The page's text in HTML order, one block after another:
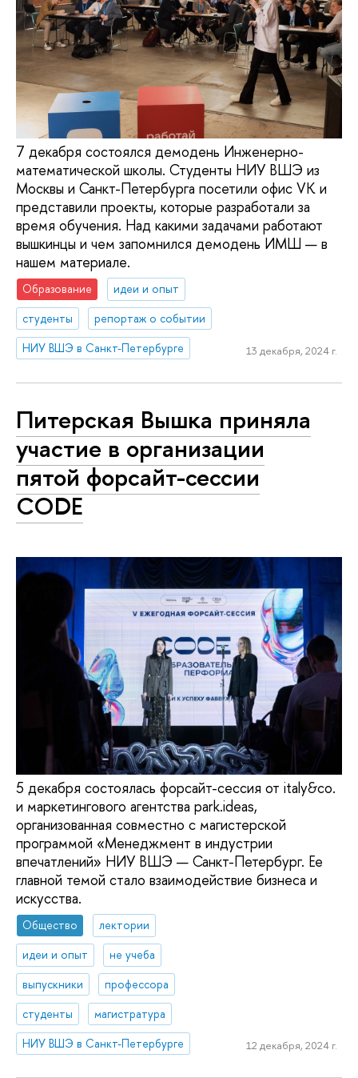
7 декабря состоялся демодень Инженерно-
математической школы. Студенты НИУ ВШЭ из
Москвы и Санкт-Петербурга посетили офис VK и
представили проекты, которые разработали за
время обучения. Над какими задачами работают
вышкинцы и чем запомнился демодень ИМШ — в
нашем материале.
Образование
идеи и опыт
студенты
репортаж о событии
НИУ ВШЭ в Санкт-Петербурге
13 декабря, 2024 г.
Питерская Вышка приняла
участие в организации
пятой форсайт-сессии
CODE
5 декабря состоялась форсайт-сессия от italy&co.
и маркетингового агентства park.ideas,
организованная совместно с магистерской
программой «Менеджмент в индустрии
впечатлений» НИУ ВШЭ — Санкт-Петербург. Ее
главной темой стало взаимодействие бизнеса и
искусства.
Общество
лектории
идеи и опыт
не учеба
выпускники
профессора
студенты
магистратура
НИУ ВШЭ в Санкт-Петербурге
12 декабря, 2024 г.